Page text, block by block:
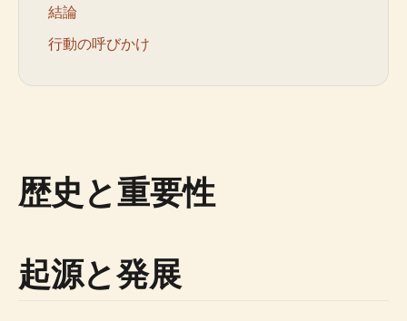
結論
行動の呼びかけ
歴史と重要性
起源と発展